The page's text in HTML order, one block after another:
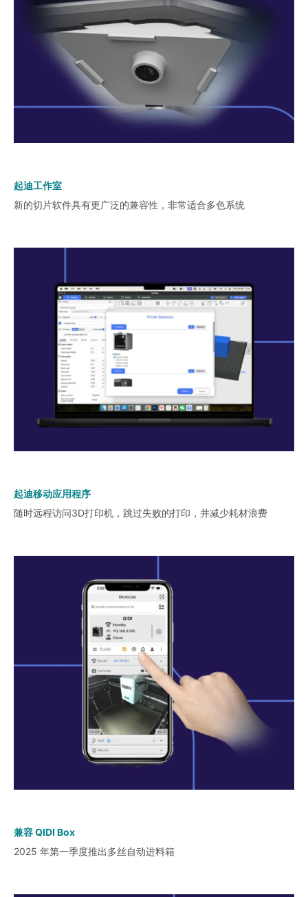
起迪工作室
新的切片软件具有更广泛的兼容性，非常适合多色系统
起迪移动应用程序
随时远程访问3D打印机，跳过失败的打印，并减少耗材浪费
兼容 QIDI Box
2025 年第一季度推出多丝自动进料箱